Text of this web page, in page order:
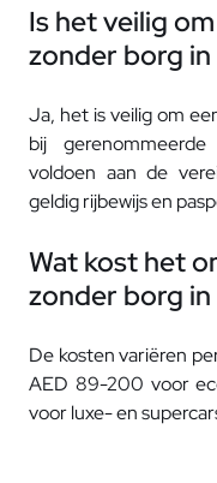
Is het veilig
zonder borg in
Ja, het is veilig om
bij
voldoen aan de
geldig rijbewijs en
Wat kost het
zonder borg in
De kosten variëren
AED 89-200 voor
voor luxe- en